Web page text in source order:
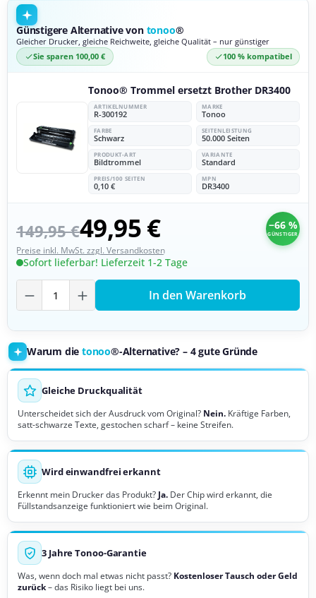
Günstigere Alternative von tonoo®
Gleicher Drucker, gleiche Reichweite, gleiche Qualität – nur günstiger
Sie sparen 100,00 € 100 % kompatibel
Tonoo® Trommel ersetzt Brother DR3400
ARTIKELNUMMER
R-300192
MARKE
Tonoo
FARBE
Schwarz
SEITENLEISTUNG
50.000 Seiten
PRODUKT-ART
Bildtrommel
VARIANTE
Standard
PREIS/100 SEITEN
0,10 €
MPN
DR3400
149,95 €49,95 € −66 %
GÜNSTIGER
Preise inkl. MwSt. zzgl. Versandkosten
Sofort lieferbar! Lieferzeit 1-2 Tage
Produkt Anzahl: Gib den gewünschten
In den Warenkorb
Warum die tonoo®-Alternative? – 4 gute Gründe
Gleiche Druckqualität
Unterscheidet sich der Ausdruck vom Original? Nein. Kräftige Farben,
satt-schwarze Texte, gestochen scharf – keine Streifen.
Wird einwandfrei erkannt
Erkennt mein Drucker das Produkt? Ja. Der Chip wird erkannt, die
Füllstandsanzeige funktioniert wie beim Original.
3 Jahre Tonoo-Garantie
Was, wenn doch mal etwas nicht passt? Kostenloser Tausch oder Geld
zurück– das Risiko liegt bei uns.